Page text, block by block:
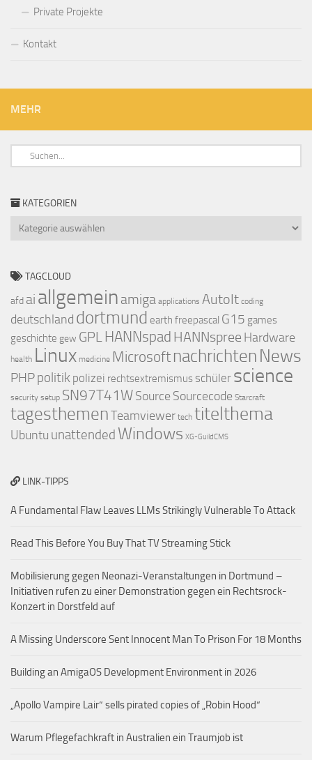
Private Projekte
Kontakt
MEHR
KATEGORIEN
TAGCLOUD
afd ai allgemein amiga applications AutoIt coding
deutschland dortmund earth freepascal G15 games
geschichte gew GPL HANNspad HANNspree Hardware
health Linux medicine Microsoft nachrichten News
PHPpolitik polizei rechtsextremismus schüler science
security setup SN97T41WSource Sourcecode Starcraft
tagesthemenTeamviewer tech titelthema
Ubuntu unattended Windows XG-GuildCMS
LINK-TIPPS
A Fundamental Flaw Leaves LLMs Strikingly Vulnerable To Attack
Read This Before You Buy That TV Streaming Stick
Mobilisierung gegen Neonazi-Veranstaltungen in Dortmund –
Initiativen rufen zu einer Demonstration gegen ein Rechtsrock-
Konzert in Dorstfeld auf
A Missing Underscore Sent Innocent Man To Prison For 18 Months
Building an AmigaOS Development Environment in 2026
„Apollo Vampire Lair“ sells pirated copies of „Robin Hood“
Warum Pflegefachkraft in Australien ein Traumjob ist